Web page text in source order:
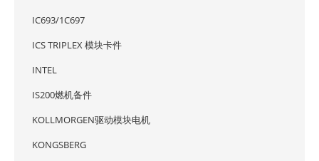
IC693/1C697
ICS TRIPLEX 模块卡件
INTEL
IS200燃机备件
KOLLMORGEN驱动模块电机
KONGSBERG